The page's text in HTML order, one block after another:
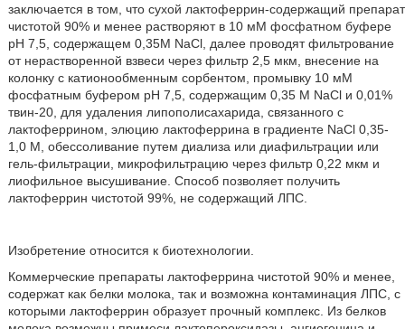
заключается в том, что сухой лактоферрин-содержащий препарат
чистотой 90% и менее растворяют в 10 мМ фосфатном буфере
рН 7,5, содержащем 0,35М NaCl, далее проводят фильтрование
от нерастворенной взвеси через фильтр 2,5 мкм, внесение на
колонку с катионообменным сорбентом, промывку 10 мМ
фосфатным буфером рН 7,5, содержащим 0,35 М NaCl и 0,01%
твин-20, для удаления липополисахарида, связанного с
лактоферрином, элюцию лактоферрина в градиенте NaCl 0,35-
1,0 М, обессоливание путем диализа или диафильтрации или
гель-фильтрации, микрофильтрацию через фильтр 0,22 мкм и
лиофильное высушивание. Способ позволяет получить
лактоферрин чистотой 99%, не содержащий ЛПС.
Изобретение относится к биотехнологии.
Коммерческие препараты лактоферрина чистотой 90% и менее,
содержат как белки молока, так и возможна контаминация ЛПС, с
которыми лактоферрин образует прочный комплекс. Из белков